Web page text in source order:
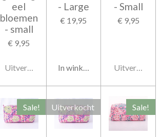
eel
bloemen
- small
€ 9,95
Uitverkocht
- Large
€ 19,95
In winkelwagen
- Small
€ 9,95
Uitverkocht
Sale! Uitverkocht Sale!